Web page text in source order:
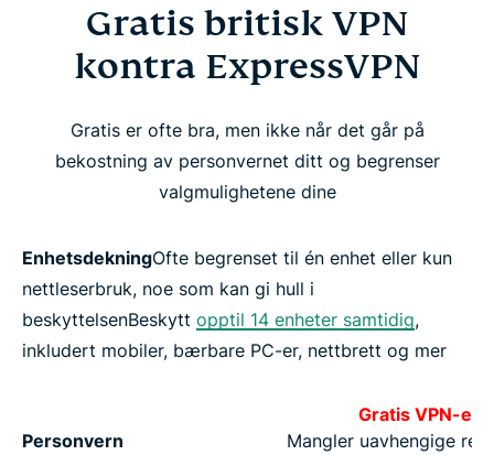
Gratis britisk VPN
kontra ExpressVPN
Gratis er ofte bra, men ikke når det går på
bekostning av personvernet ditt og begrenser
valgmulighetene dine
EnhetsdekningOfte begrenset til én enhet eller kun
nettleserbruk, noe som kan gi hull i
beskyttelsenBeskytt opptil 14 enheter samtidig,
inkludert mobiler, bærbare PC-er, nettbrett og mer
Gratis VPN-er
Personvern
Mangler uavhengige